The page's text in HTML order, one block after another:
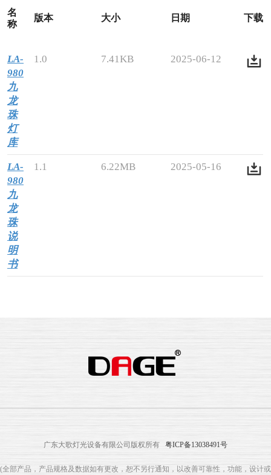
名
称
版本 大小 日期 下载
LA-
980
九
龙
珠
灯
库
1.0 7.41KB 2025-06-12
LA-
980
九
龙
珠
说
明
书
1.1 6.22MB 2025-05-16
广东大歌灯光设备有限公司版权所有 粤ICP备13038491号
(全部产品，产品规格及数据如有更改，恕不另行通知，以改善可靠性，功能，设计或